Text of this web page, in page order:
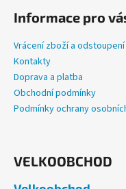
Informace pro
Vrácení zboží a
Kontakty
Doprava a platba
Obchodní podmínky
Podmínky ochrany
VELKOOBCHOD